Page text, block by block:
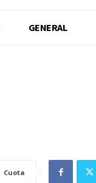
GENERAL
Cuota